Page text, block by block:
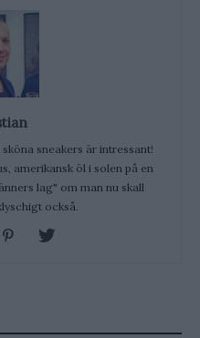
sneakers är intressant!
amerikansk öl i solen på en
lag" om man nu skall
också.